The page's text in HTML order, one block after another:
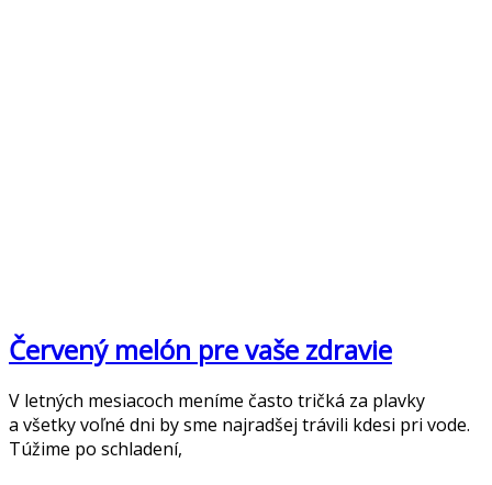
Červený melón pre vaše zdravie
V letných mesiacoch meníme často tričká za plavky
a všetky voľné dni by sme najradšej trávili kdesi pri vode.
Túžime po schladení,